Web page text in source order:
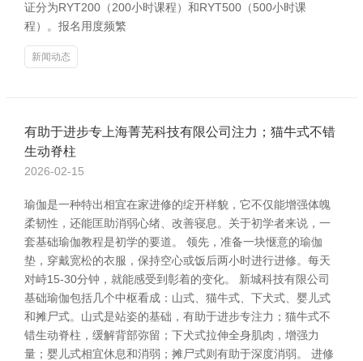
证分为RYT200（200小时课程）和RYT500（500小时课
程）。报名用度频繁
新闻动态
有助于进步专上海菁芜科技有限公司注力；猫牛式不错
生动脊柱
2026-02-15
瑜伽是一种特出相宜在家进修的绽开样貌，它不仅能增强体魄
柔韧性，还能匡助消弱心绪、改善寝息。关于初学者来说，一
套基础瑜伽教程是初学的要道。 领先，准备一块惬意的瑜伽
垫，穿戴宽松的衣服，保持空心或饭后两小时进行进修。每天
对峙15-30分钟，就能感受到彰着的变化。 新城科技有限公司
基础瑜伽包括几个中枢看成：山式、猫牛式、下犬式、婴儿式
和摊尸式。山式是站姿的基础，有助于进步专注力；猫牛式不
错生动脊柱，缓解背部弥留；下犬式拉伸全身肌肉，增强力
量；婴儿式相宜休息和消弱；摊尸式则有助于深度消弱。 进修